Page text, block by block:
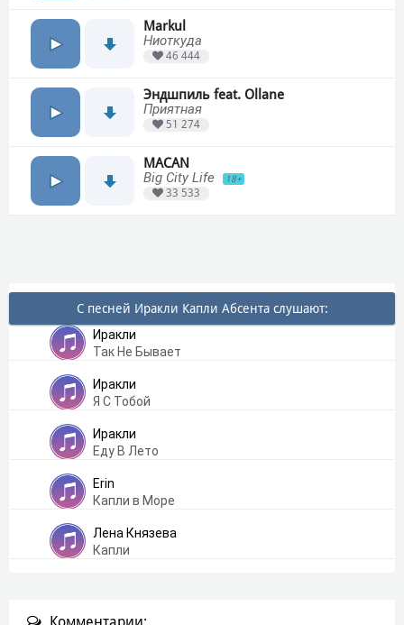
Markul
Ниоткуда
46 444
Эндшпиль feat. Ollane
Приятная
51 274
MACAN
Big City Life
18+
33 533
С песней Иракли Капли Абсента слушают:
Иракли
Так Не Бывает
Иракли
Я С Тобой
Иракли
Еду В Лето
Erin
Капли в Море
Лена Князева
Капли